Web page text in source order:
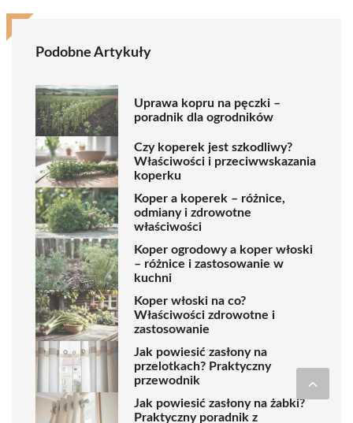
Podobne Artykuły
Uprawa kopru na pęczki –
poradnik dla ogrodników
Czy koperek jest szkodliwy?
Właściwości i przeciwwskazania
koperku
Koper a koperek – różnice,
odmiany i zdrowotne
właściwości
Koper ogrodowy a koper włoski
– różnice i zastosowanie w
kuchni
Koper włoski na co?
Właściwości zdrowotne i
zastosowanie
Jak powiesić zasłony na
przelotkach? Praktyczny
przewodnik
Jak powiesić zasłony na żabki?
Praktyczny poradnik z